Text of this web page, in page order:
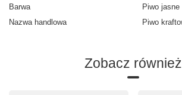
Barwa
Piwo jasne
Nazwa handlowa
Piwo
Zobacz również